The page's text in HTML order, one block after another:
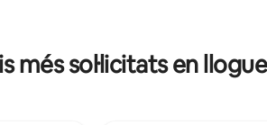
més sol·licitats en